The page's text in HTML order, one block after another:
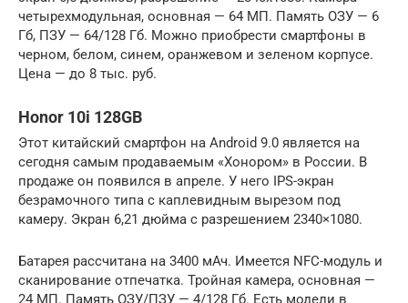
четырехмодульная, основная — 64 МП. Память ОЗУ — 6
Гб, ПЗУ — 64/128 Гб. Можно приобрести смартфоны в
черном, белом, синем, оранжевом и зеленом корпусе.
Цена — до 8 тыс. руб.
Honor 10i 128GB
Этот китайский смартфон на Android 9.0 является на
сегодня самым продаваемым «Хонором» в России. В
продаже он появился в апреле. У него IPS-экран
безрамочного типа с каплевидным вырезом под
камеру. Экран 6,21 дюйма с разрешением 2340×1080.
Батарея рассчитана на 3400 мАч. Имеется NFC-модуль и
сканирование отпечатка. Тройная камера, основная —
24 МП. Память ОЗУ/ПЗУ — 4/128 Гб. Есть модели в